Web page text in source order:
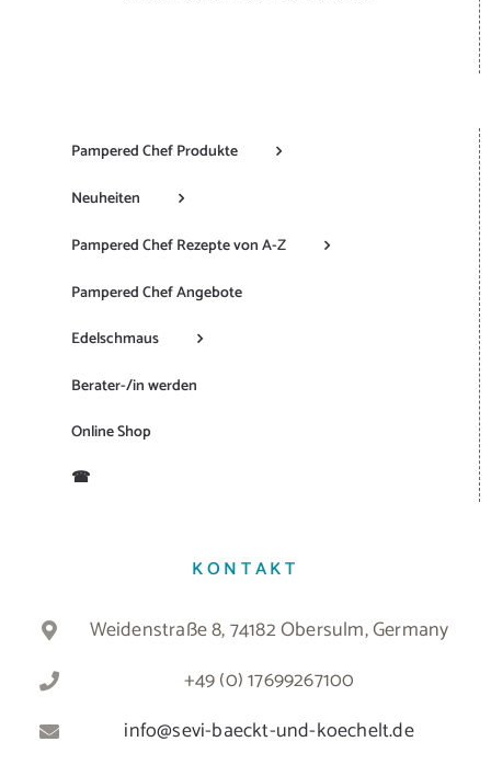
Pampered Chef Produkte
Neuheiten
Pampered Chef Rezepte von A-Z
Pampered Chef Angebote
Edelschmaus
Berater-/in werden
Online Shop
☎
KONTAKT
Weidenstraße 8, 74182 Obersulm, Germany
+49 (0) 17699267100
info@sevi-baeckt-und-koechelt.de